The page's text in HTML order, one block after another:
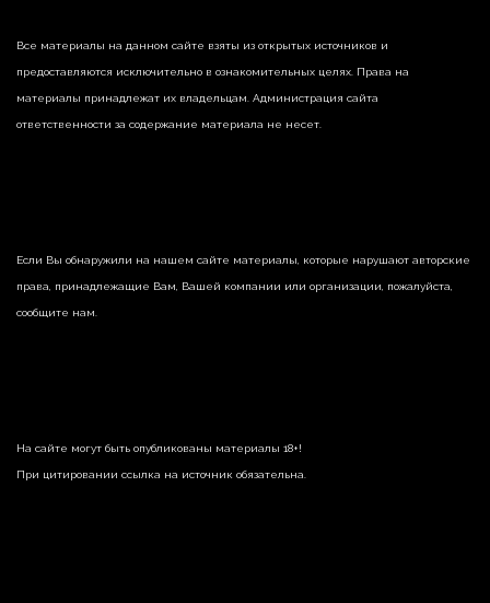
Все материалы на данном сайте взяты из открытых источников и
предоставляются исключительно в ознакомительных целях. Права на
материалы принадлежат их владельцам. Администрация сайта
ответственности за содержание материала не несет.
Если Вы обнаружили на нашем сайте материалы, которые нарушают авторские
права, принадлежащие Вам, Вашей компании или организации, пожалуйста,
сообщите нам.
На сайте могут быть опубликованы материалы 18+!
При цитировании ссылка на источник обязательна.